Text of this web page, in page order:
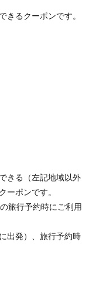
きるクーポンです。
きる（左記地域以外
ーポンです。
旅行予約時にご利用
出発）、旅行予約時